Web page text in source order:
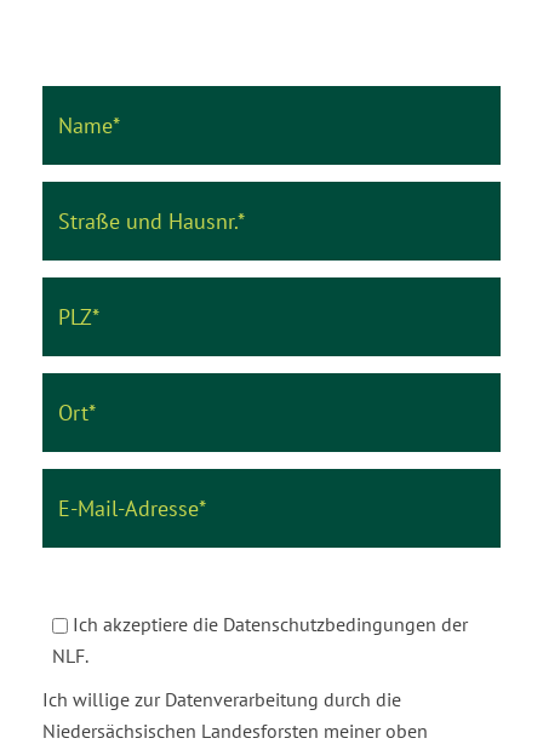
Ich akzeptiere die Datenschutzbedingungen der
NLF.
Ich willige zur Datenverarbeitung durch die
Niedersächsischen Landesforsten meiner oben